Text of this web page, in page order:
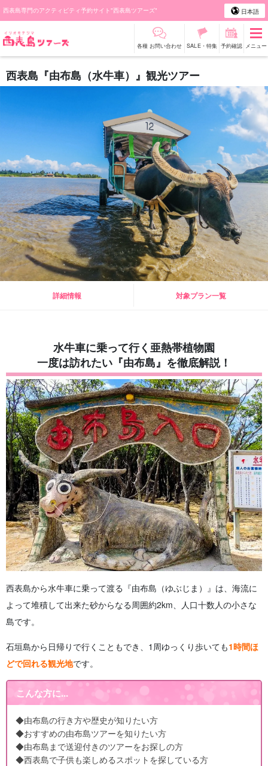
西表島専門のアクティビティ予約サイト"西表島ツアーズ" 日本語
各種 お問い合わせ SALE・特集 予約確認 メニュー
西表島『由布島（水牛車）』観光ツアー
詳細情報 対象プラン一覧
水牛車に乗って行く亜熱帯植物園
一度は訪れたい『由布島』を徹底解説！
西表島から水牛車に乗って渡る『由布島（ゆぶじま）』は、海流に
よって堆積して出来た砂からなる周囲約2km、人口十数人の小さな
島です。
石垣島から日帰りで行くこともでき、1周ゆっくり歩いても1時間ほ
どで回れる観光地です。
こんな方に...
◆由布島の行き方や歴史が知りたい方
◆おすすめの由布島ツアーを知りたい方
◆由布島まで送迎付きのツアーをお探しの方
◆西表島で子供も楽しめるスポットを探している方